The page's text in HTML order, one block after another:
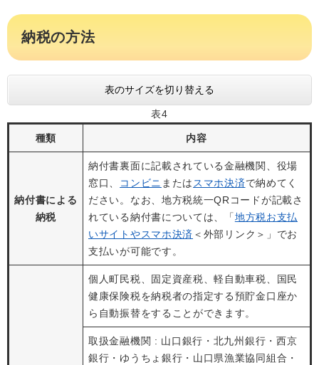
納税の方法
表のサイズを切り替える
表4
種類 内容
納付書による
納税
納付書裏面に記載されている金融機関、役場
窓口、
コンビニ または スマホ決済で納めてく
ださい。なお、地方税統一QRコードが記載さ
れている納付書については、「地方税お支払
いサイトやスマホ決済 ＜外部リンク＞ 」でお
支払いが可能です。
個人町民税、固定資産税、軽自動車税、国民
健康保険税を納税者の指定する預貯金口座か
ら自動振替をすることができます。
取扱金融機関 : 山口銀行・北九州銀行・西京
銀行・ゆうちょ銀行・山口県漁業協同組合・